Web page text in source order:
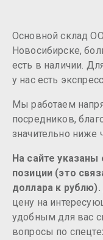
Основной склад
Новосибирске,
есть в наличии.
у нас есть
Мы работаем
посредников,
значительно ниже
На сайте
позиции (это
доллара к рублю).
цену на
удобным для вас
вопросы по